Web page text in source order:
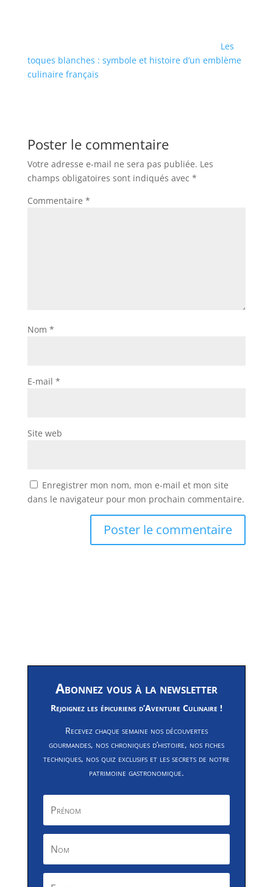
Les
toques blanches : symbole et histoire d’un emblème
culinaire français
Poster le commentaire
Votre adresse e-mail ne sera pas publiée. Les
champs obligatoires sont indiqués avec *
Commentaire *
Nom *
E-mail *
Site web
Enregistrer mon nom, mon e-mail et mon site
dans le navigateur pour mon prochain commentaire.
Abonnez vous à la newsletter
Rejoignez les épicuriens d’Aventure Culinaire !
Recevez chaque semaine nos découvertes
gourmandes, nos chroniques d’histoire, nos fiches
techniques, nos quiz exclusifs et les secrets de notre
patrimoine gastronomique.